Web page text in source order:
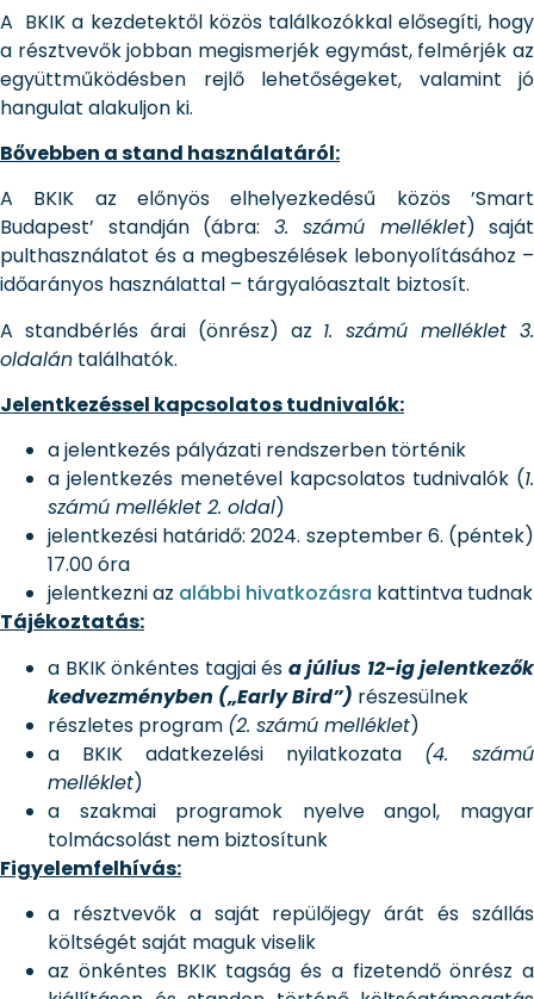
A BKIK a kezdetektől közös találkozókkal elősegíti, hogy
a résztvevők jobban megismerjék egymást, felmérjék az
együttműködésben rejlő lehetőségeket, valamint jó
hangulat alakuljon ki.
Bővebben a stand használatáról:
A BKIK az előnyös elhelyezkedésű közös ’Smart
Budapest’ standján (ábra: 3. számú melléklet) saját
pulthasználatot és a megbeszélések lebonyolításához –
időarányos használattal – tárgyalóasztalt biztosít.
A standbérlés árai (önrész) az 1. számú melléklet 3.
oldalán találhatók.
Jelentkezéssel kapcsolatos tudnivalók:
a jelentkezés pályázati rendszerben történik
a jelentkezés menetével kapcsolatos tudnivalók (1.
számú melléklet 2. oldal)
jelentkezési határidő: 2024. szeptember 6. (péntek)
17.00 óra
jelentkezni az alábbi hivatkozásra kattintva tudnak
Tájékoztatás:
a BKIK önkéntes tagjai és ajúlius 12-ig jelentkezők
kedvezményben („Early Bird”) részesülnek
részletes program (2. számú melléklet)
a BKIK adatkezelési nyilatkozata (4. számú
melléklet)
a szakmai programok nyelve angol, magyar
tolmácsolást nem biztosítunk
Figyelemfelhívás:
a résztvevők a saját repülőjegy árát és szállás
költségét saját maguk viselik
az önkéntes BKIK tagság és a fizetendő önrész a